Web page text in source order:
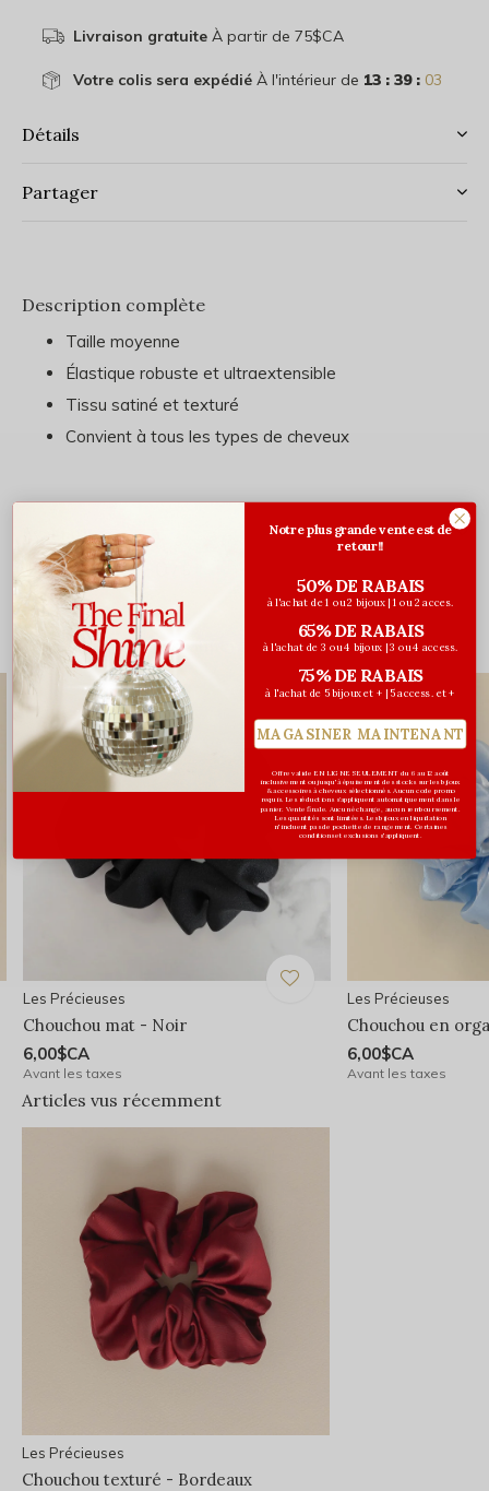
Livraison gratuiteÀ partir de 75$CA
Votre colis sera expédiéÀ l'intérieur de 13 : 39 : 03
Détails
Partager
Description complète
Taille moyenne
Élastique robuste et ultraextensible
Tissu satiné et texturé
Convient à tous les types de cheveux
Évaluations
Vous pourriez aussi aimer...
Les Précieuses
Chouchou mat - Noir
6,00$CA
Avant les taxes
Les Précieuses
Chouchou en
6,00$CA
Avant les taxes
Articles vus récemment
Les Précieuses
Chouchou texturé - Bordeaux
Notre plus grande vente est de
retour!!
50% DE RABAIS
à l'achat de 1 ou 2 bijoux | 1 ou 2 acces.
65% DE RABAIS
à l'achat de 3 ou 4 bijoux | 3 ou 4 access.
75% DE RABAIS
à l'achat de 5 bijoux et + | 5 access. et +
MAGASINER MAINTENANT
Offre valide EN LIGNE SEULEMENT du 6 au 12 août
inclusivement ou jusqu'à épuisement des stocks sur les bijoux
& accessoires à cheveux sélectionnés. Aucun code promo
requis. Les réductions s’appliquent automatiquement dans le
panier. Vente finale. Aucun échange, aucun remboursement.
Les quantités sont limitées. Les bijoux en liquidation
n'incluent pas de pochette de rangement. Certaines
conditions et exclusions s'appliquent.